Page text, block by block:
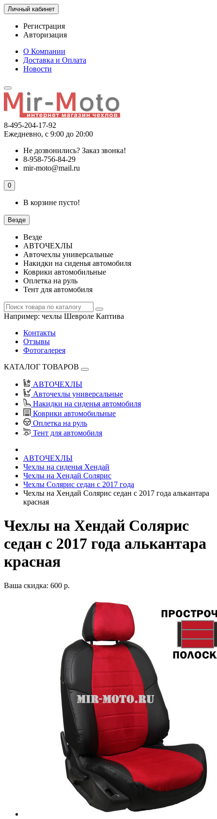
Личный кабинет
Регистрация
Авторизация
О Компании
Доставка и Оплата
Новости
8-495-204-17-92
Ежедневно, с 9:00 до 20:00
Не дозвонились? Заказ звонка!
8-958-756-84-29
mir-moto@mail.ru
0
В корзине пусто!
Везде
Везде
АВТОЧЕХЛЫ
Авточехлы универсальные
Накидки на сиденья автомобиля
Коврики автомобильные
Оплетка на руль
Тент для автомобиля
Например: чехлы Шевроле Каптива
Контакты
Отзывы
Фотогалерея
КАТАЛОГ ТОВАРОВ
АВТОЧЕХЛЫ
Авточехлы универсальные
Накидки на сиденья автомобиля
Коврики автомобильные
Оплетка на руль
Тент для автомобиля
АВТОЧЕХЛЫ
Чехлы на сиденья Хендай
Чехлы на Хендай Солярис
Чехлы Солярис седан с 2017 года
Чехлы на Хендай Солярис седан с 2017 года алькантара
красная
Чехлы на Хендай Солярис
седан с 2017 года алькантара
красная
Ваша скидка: 600 р.